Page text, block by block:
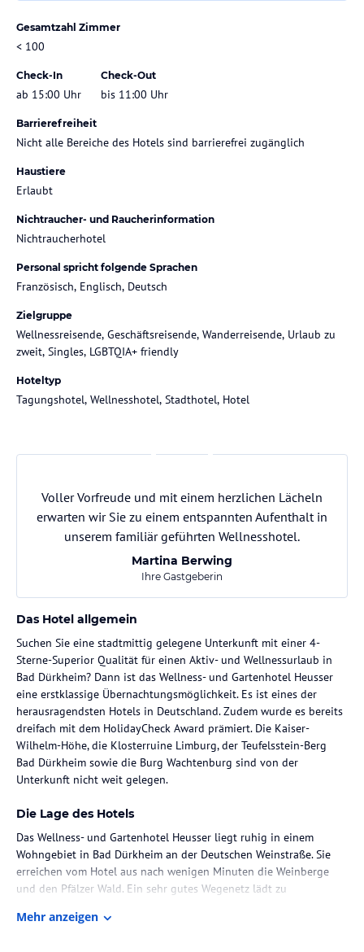
Gesamtzahl Zimmer
< 100
Check-In
ab 15:00 Uhr
Check-Out
bis 11:00 Uhr
Barrierefreiheit
Nicht alle Bereiche des Hotels sind barrierefrei zugänglich
Haustiere
Erlaubt
Nichtraucher- und Raucherinformation
Nichtraucherhotel
Personal spricht folgende Sprachen
Französisch, Englisch, Deutsch
Zielgruppe
Wellnessreisende, Geschäftsreisende, Wanderreisende, Urlaub zu
zweit, Singles, LGBTQIA+ friendly
Hoteltyp
Tagungshotel, Wellnesshotel, Stadthotel, Hotel
Voller Vorfreude und mit einem herzlichen Lächeln
erwarten wir Sie zu einem entspannten Aufenthalt in
unserem familiär geführten Wellnesshotel.
Martina Berwing
Ihre Gastgeberin
Das Hotel allgemein
Suchen Sie eine stadtmittig gelegene Unterkunft mit einer 4-
Sterne-Superior Qualität für einen Aktiv- und Wellnessurlaub in
Bad Dürkheim? Dann ist das Wellness- und Gartenhotel Heusser
eine erstklassige Übernachtungsmöglichkeit. Es ist eines der
herausragendsten Hotels in Deutschland. Zudem wurde es bereits
dreifach mit dem HolidayCheck Award prämiert. Die Kaiser-
Wilhelm-Höhe, die Klosterruine Limburg, der Teufelsstein-Berg
Bad Dürkheim sowie die Burg Wachtenburg sind von der
Unterkunft nicht weit gelegen.
Die Lage des Hotels
Das Wellness- und Gartenhotel Heusser liegt ruhig in einem
Wohngebiet in Bad Dürkheim an der Deutschen Weinstraße. Sie
erreichen vom Hotel aus nach wenigen Minuten die Weinberge
und den Pfälzer Wald. Ein sehr gutes Wegenetz lädt zu
Mehr anzeigen